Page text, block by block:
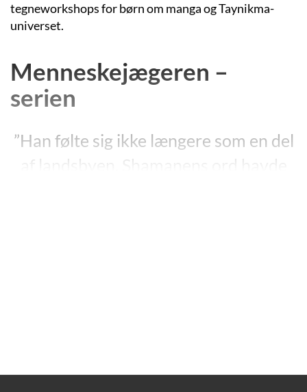
tegneworkshops for børn om manga og Taynikma-
universet.
Menneskejægeren –
serien
”Han følte sig ikke længere som en del
af landsbyen. Shamanens ord havde